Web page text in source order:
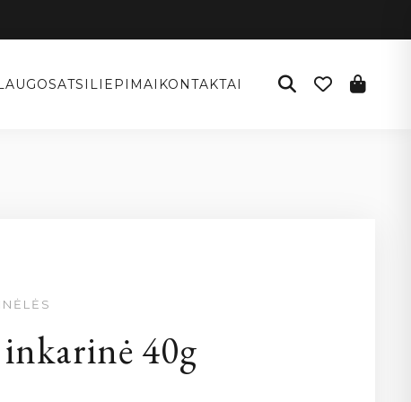
ATSILIEPIMAI KONTAKTAI
40g